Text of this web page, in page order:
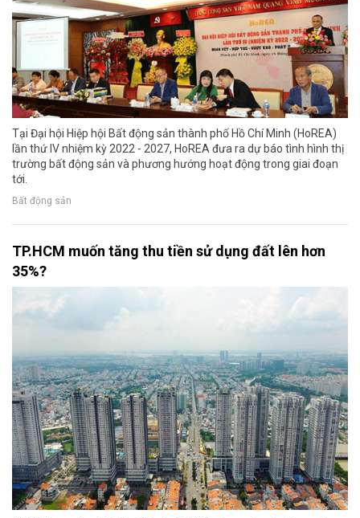
Tại Đại hội Hiệp hội Bất động sản thành phố Hồ Chí Minh (HoREA)
lần thứ IV nhiệm kỳ 2022 - 2027, HoREA đưa ra dự báo tình hình thị
trường bất động sản và phương hướng hoạt động trong giai đoạn
tới.
Bất động sản
TP.HCM muốn tăng thu tiền sử dụng đất lên hơn
35%?